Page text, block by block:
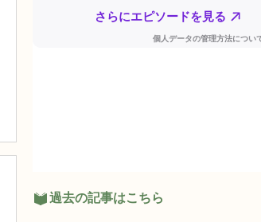
過去の記事はこちら